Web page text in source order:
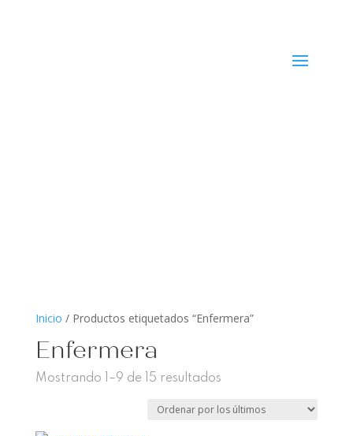
Inicio / Productos etiquetados “Enfermera”
Enfermera
Mostrando 1–9 de 15 resultadosOrdenado
los